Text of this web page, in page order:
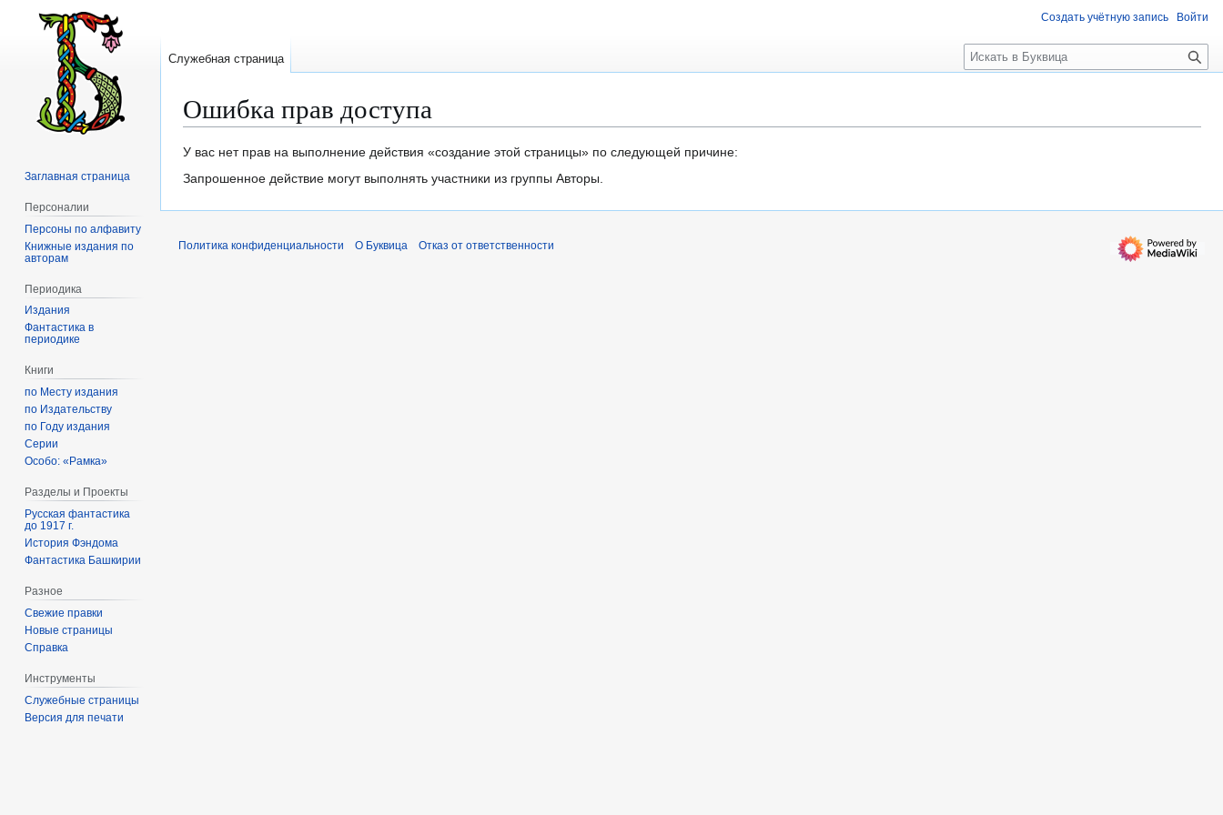
Ошибка прав доступа
Перейти
к
Перейти
к
У вас нет прав на выполнение действия «создание этой страницы» по следующей причине:
Запрошенное действие могут выполнять участники из группы Авторы.
Создать учётную запись Войти
Служебная страница
П
о
к
Заглавная страница
Персоналии
Персоны по алфавиту
Книжные издания по
авторам
Периодика
Издания
Фантастика в
периодике
Книги
по Месту издания
по Издательству
по Году издания
Серии
Особо: «Рамка»
Разделы и Проекты
Русская фантастика
до 1917 г.
История Фэндома
Фантастика Башкирии
Разное
Свежие правки
Новые страницы
Справка
Инструменты
Служебные страницы
Версия для печати
Политика конфиденциальности О Буквица Отказ от ответственности